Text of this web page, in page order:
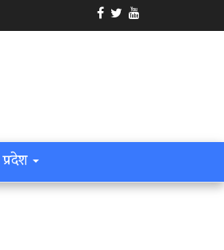
प्रदेश